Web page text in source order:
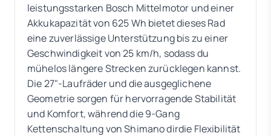
leistungsstarken Bosch Mittelmotor und einer
Akkukapazität von 625 Wh bietet dieses Rad
eine zuverlässige Unterstützung bis zu einer
Geschwindigkeit von 25 km/h, sodass du
mühelos längere Strecken zurücklegen kannst.
Die 27"-Laufräder und die ausgeglichene
Geometrie sorgen für hervorragende Stabilität
und Komfort, während die 9-Gang
Kettenschaltung von Shimano dirdie Flexibilität